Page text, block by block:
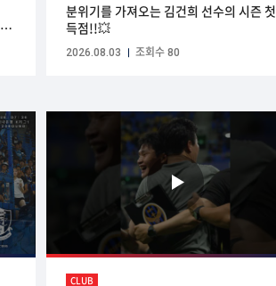
분위기를 가져오는 김건희 선수의 시즌 첫
득점!!💥
2026.08.03 조회수 80
CLUB